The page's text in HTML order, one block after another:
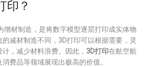
印？
增材制造，是将数字模型逐层打印成实体物
减材制造不同，3D打印可以根据需要，灵
，减少材料浪费。因此， 3D打印在航空航
费品等领域展现出极高的价值。